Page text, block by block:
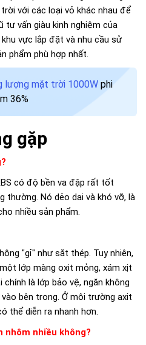
với các loại vỏ khác nhau để
tư vấn giàu kinh nghiệm của
vực lắp đặt và nhu cầu sử
phẩm phù hợp nhất.
lượng mặt trời 1000W phi
36%
gặp
có độ bền va đập rất tốt
thường. Nó dẻo dai và khó vỡ, là
nhiều sản phẩm.
"gỉ" như sắt thép. Tuy nhiên,
lớp màng oxit mỏng, xám xịt
là lớp bảo vệ, ngăn không
bên trong. Ở môi trường axit
thể diễn ra nhanh hơn.
nhôm nhiều không?